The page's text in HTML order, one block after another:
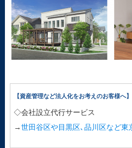
【資産管理など法人化をお考えのお客様へ】
◇会社設立代行サービス
→世田谷区や目黒区､品川区など東